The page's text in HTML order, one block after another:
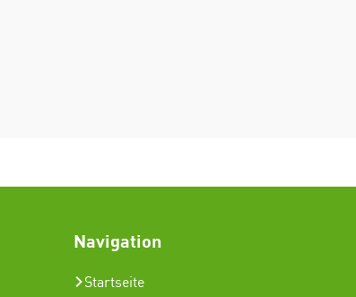
Navigation
Startseite